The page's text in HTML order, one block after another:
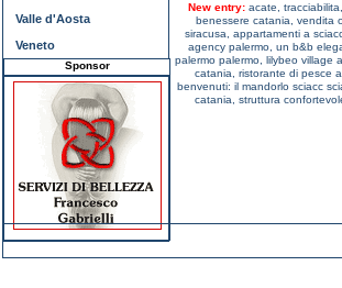
New entry: acate,
benessere catania, vendita
siracusa, appartamenti a
agency palermo, un b&b
palermo palermo, lilybeo village
catania, ristorante di pesce
benvenuti: il mandorlo sciacc
catania, struttura
Valle d'Aosta
Veneto
Sponsor